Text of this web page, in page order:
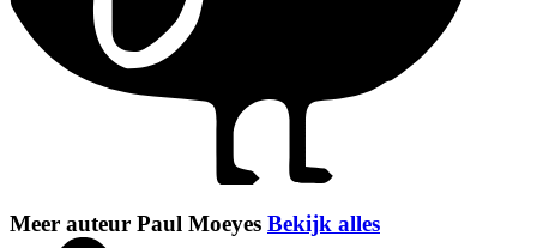
Meer auteur Paul Moeyes Bekijk alles